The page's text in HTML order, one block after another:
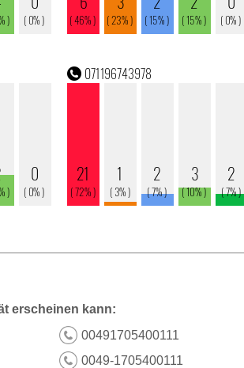
erscheinen kann:
00491705400111
0049-1705400111